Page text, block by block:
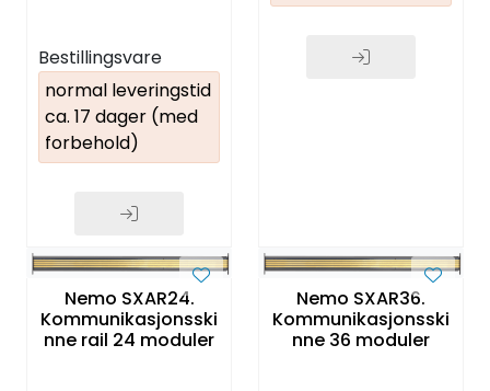
Bestillingsvare
normal leveringstid
ca. 17 dager (med
forbehold)
Nemo SXAR24.
Kommunikasjonsski
nne rail 24 moduler
Nemo SXAR36.
Kommunikasjonsski
nne 36 moduler